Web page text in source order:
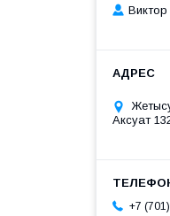
Виктор
Аксуат
+7